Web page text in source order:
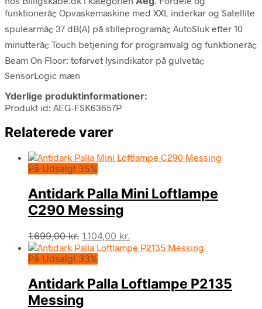
funktionerâ¢ Opvaskemaskine med XXL inderkar og Satellite
spulearmâ¢ 37 dB(A) på stilleprogramâ¢ AutoSluk efter 10
minutterâ¢ Touch betjening for programvalg og funktionerâ¢
Beam On Floor: tofarvet lysindikator på gulvetâ¢
SensorLogic mæn
Yderlige produktinformationer:
Produkt id: AEG-FSK63657P
Relaterede varer
På Udsalg! 35%
Antidark Palla Mini Loftlampe
C290 Messing
1.699,00kr. Den
oprindelige
pris
1.699,00 kr..
1.104,00 kr.
aktuelle
1.104,00 kr..
På Udsalg! 33%
Antidark Palla Loftlampe P2135
Messing